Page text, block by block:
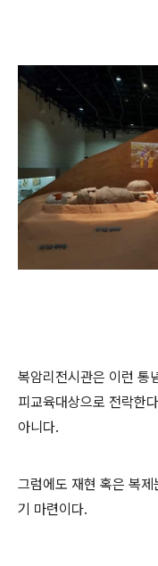
복암리전시관은 이런 통
피교육대상으로 전락한
아니다.
그럼에도 재현 혹은 복
기 마련이다.